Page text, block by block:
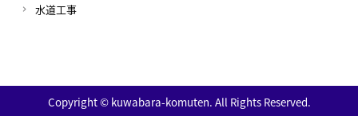
水道工事
Copyright © kuwabara-komuten. All Rights Reserved.